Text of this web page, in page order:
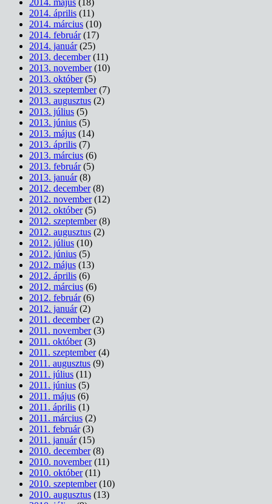
2014. május (18)
2014. április (11)
2014. március (10)
2014. február(17)
2014. január(25)
2013. december(11)
2013. november(10)
2013. október(5)
2013. szeptember(7)
2013. augusztus (2)
2013. július (5)
2013. június (5)
2013. május (14)
2013. április (7)
2013. március (6)
2013. február(5)
2013. január(8)
2012. december(8)
2012. november(12)
2012. október(5)
2012. szeptember(8)
2012. augusztus (2)
2012. július (10)
2012. június (5)
2012. május (13)
2012. április (6)
2012. március (6)
2012. február(6)
2012. január(2)
2011. december(2)
2011. november(3)
2011. október(3)
2011. szeptember(4)
2011. augusztus (9)
2011. július (11)
2011. június (5)
2011. május (6)
2011. április (1)
2011. március (2)
2011. február(3)
2011. január(15)
2010. december(8)
2010. november(11)
2010. október(11)
2010. szeptember(10)
2010. augusztus (13)